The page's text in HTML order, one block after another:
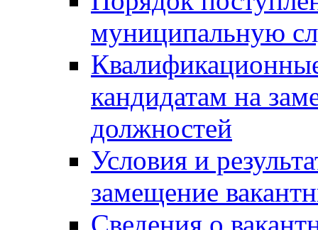
муниципальную
кандидатам на
должностей
Условия и
замещение